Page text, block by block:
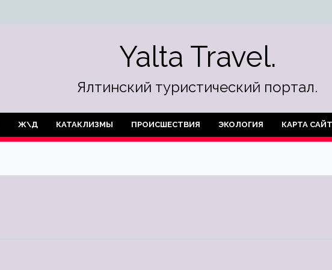
Yalta Travel.
Ялтинский туристический портал.
Ж\Д КАТАКЛИЗМЫ ПРОИСШЕСТВИЯ ЭКОЛОГИЯ КАРТА